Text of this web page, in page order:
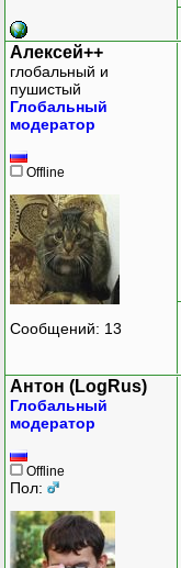
Алексей++
глобальный и
пушистый
Глобальный
модератор
Offline
Сообщений: 13
Антон (LogRus)
Глобальный
модератор
Offline
Пол: